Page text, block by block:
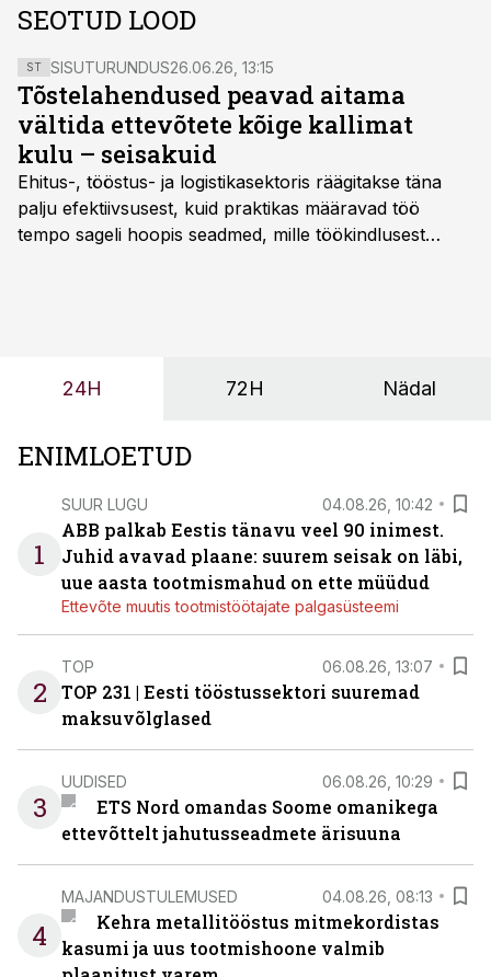
SEOTUD LOOD
ST SISUTURUNDUS26.06.26, 13:15
Tõstelahendused peavad aitama
vältida ettevõtete kõige kallimat
kulu – seisakuid
Ehitus-, tööstus- ja logistikasektoris räägitakse täna
palju efektiivsusest, kuid praktikas määravad töö
tempo sageli hoopis seadmed, mille töökindlusest
24H 72H Nädal
ENIMLOETUD
1
SUUR LUGU 04.08.26, 10:42
ABB palkab Eestis tänavu veel 90 inimest.
Juhid avavad plaane: suurem seisak on läbi,
uue aasta tootmismahud on ette müüdud
Ettevõte muutis tootmistöötajate palgasüsteemi
2
TOP 06.08.26, 13:07
TOP 231 | Eesti tööstussektori suuremad
maksuvõlglased
3
UUDISED 06.08.26, 10:29
ETS Nord omandas Soome omanikega
ettevõttelt jahutusseadmete ärisuuna
4
MAJANDUSTULEMUSED 04.08.26, 08:13
Kehra metallitööstus mitmekordistas
kasumi ja uus tootmishoone valmib